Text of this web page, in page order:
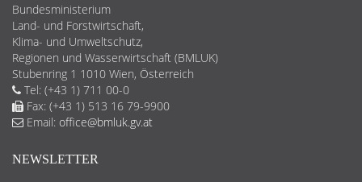
Bundesministerium
Land- und Forstwirtschaft,
Klima- und Umweltschutz,
Regionen und Wasserwirtschaft (BMLUK)
Stubenring 1 1010 Wien, Österreich
Tel: (+43 1) 711 00-0
Fax: (+43 1) 513 16 79-9900
Email: office@bmluk.gv.at
NEWSLETTER